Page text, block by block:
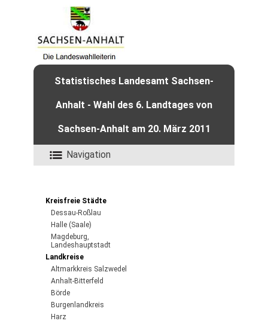
Statistisches Landesamt Sachsen-
Anhalt - Wahl des 6. Landtages von
Sachsen-Anhalt am 20. März 2011
Navigation
Kreisfreie Städte
Dessau-Roßlau
Halle (Saale)
Magdeburg,
Landeshauptstadt
Landkreise
Altmarkkreis Salzwedel
Anhalt-Bitterfeld
Börde
Burgenlandkreis
Harz